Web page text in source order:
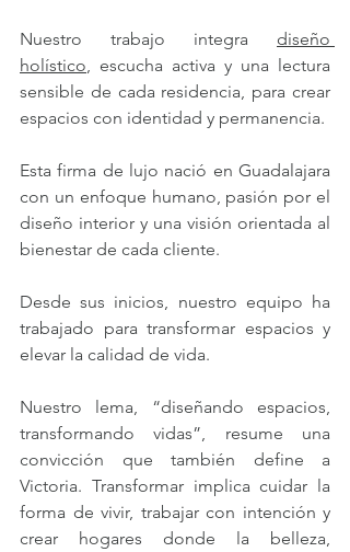
Nuestro trabajo integra diseño
holístico, escucha activa y una lectura
sensible de cada residencia, para crear
espacios con identidad y permanencia.
Esta firma de lujo nació en Guadalajara
con un enfoque humano, pasión por el
diseño interior y una visión orientada al
bienestar de cada cliente.
Desde sus inicios, nuestro equipo ha
trabajado para transformar espacios y
elevar la calidad de vida.
Nuestro lema, “diseñando espacios,
transformando vidas”, resume una
convicción que también define a
Victoria. Transformar implica cuidar la
forma de vivir, trabajar con intención y
crear hogares donde la belleza,